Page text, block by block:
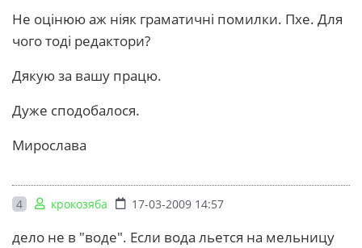
Не оцінюю аж ніяк граматичні помилки. Пхе. Для
чого тоді редактори?
Дякую за вашу працю.
Дуже сподобалося.
Мирослава
4 крокозяба 17-03-2009 14:57
дело не в "воде". Если вода льется на мельницу